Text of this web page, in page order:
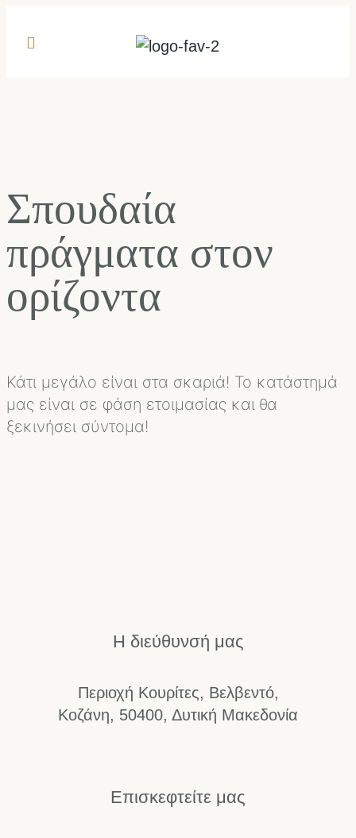
Σπουδαία
πράγματα στον
ορίζοντα
Κάτι μεγάλο είναι στα σκαριά! Το κατάστημά
μας είναι σε φάση ετοιμασίας και θα
ξεκινήσει σύντομα!
Η διεύθυνσή μας
Περιοχή Κουρίτες, Βελβεντό,
Κοζάνη, 50400, Δυτική Μακεδονία
Επισκεφτείτε μας